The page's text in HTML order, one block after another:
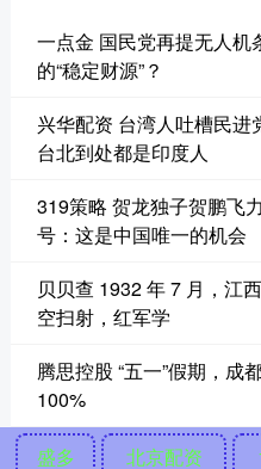
一点金 国民党再提无人
的“稳定财源”？
兴华配资 台湾人吐槽民
台北到处都是印度人
319策略 贺龙独子贺鹏飞
号：这是中国唯一的机会
贝贝查 1932 年 7 月，江
空扫射，红军学
腾思控股 “五一”假期，成
100%
盛多 北京配资